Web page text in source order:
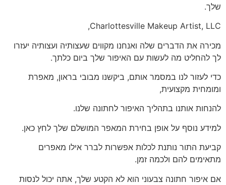
שלך.
Charlottesville Makeup Artist, LLC,
מכירה את הדברים שלה ואנחנו מקווים שעצותיה ועצותיה יעזרו
לך להחליט מה לעשות עם האיפור שלך ביום כלתך.
כדי לעזור לנו במסמר אותם, ביקשנו מבובי בראון, מאפרת
ומומחית מקצועית,
להנחות אותנו בתהליך האיפור לחתונה שלנו.
למידע נוסף על אופן בחירת המאפר המושלם שלך לחץ כאן.
קביעת התור נותנת לכלות אפשרות לברר אילו מאפרים
מתאימים להם ולכמה זמן.
אם איפור חתונה צבעוני הוא לא הקטע שלך, אתה יכול לנסות